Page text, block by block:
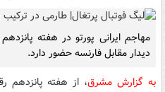
مهاجم ایرانی پورتو در هفته
دیدار مقابل فارنسه حضور دارد.
به گزارش مشرق، از هفته پانزدهم